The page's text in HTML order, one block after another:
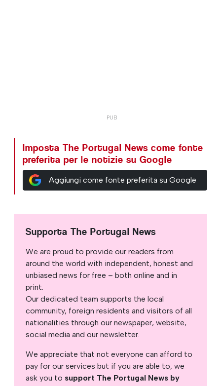
Imposta The Portugal News come fonte
preferita per le notizie su Google
Aggiungi come fonte preferita su Google
Supporta The Portugal News
We are proud to provide our readers from
around the world with independent, honest and
unbiased news for free – both online and in
print.
Our dedicated team supports the local
community, foreign residents and visitors of all
nationalities through our newspaper, website,
social media and our newsletter.
We appreciate that not everyone can afford to
pay for our services but if you are able to, we
ask you to support The Portugal News by